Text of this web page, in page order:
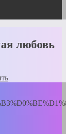
любовь